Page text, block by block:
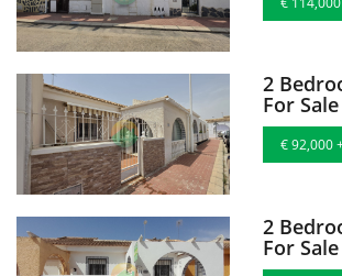
2
For Sale
€ 92,000
2
For Sale